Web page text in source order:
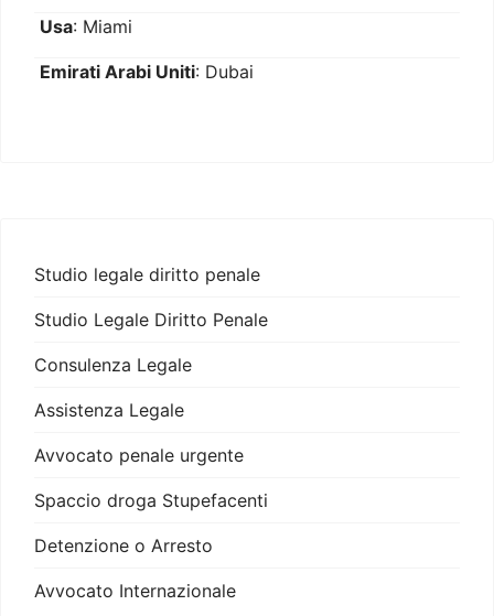
Usa: Miami
Emirati Arabi Uniti: Dubai
Studio legale diritto penale
Studio Legale Diritto Penale
Consulenza Legale
Assistenza Legale
Avvocato penale urgente
Spaccio droga Stupefacenti
Detenzione o Arresto
Avvocato Internazionale